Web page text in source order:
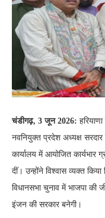
चंडीगढ़, 3 जून 2026:
नवनियुक्त प्रदेश अध्यक्ष
कार्यालय में आयोजित कार्यभार
दीं। उन्होंने विश्वास व्यक्त
विधानसभा चुनाव में भाजपा की
इंजन की सरकार बनेगी।